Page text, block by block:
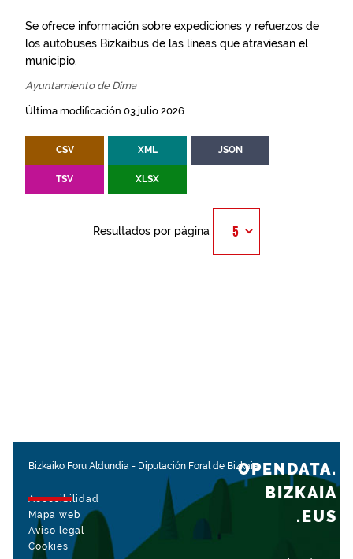
Se ofrece información sobre expediciones y refuerzos de
los autobuses Bizkaibus de las líneas que atraviesan el
municipio.
Ayuntamiento de Dima
Última modificación 03 julio 2026
CSV XML JSON
TSV XLSX
Resultados por página
Bizkaiko Foru Aldundia - Diputación Foral de Bizkaia
Accesibilidad
Mapa web
Aviso legal
Cookies
OPENDATA.
BIZKAIA
.EUS